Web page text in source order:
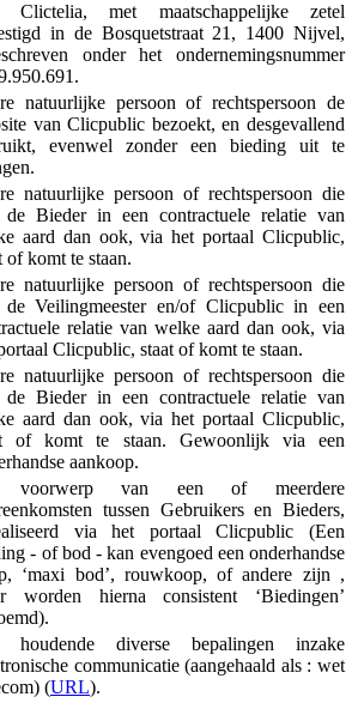
Clictelia, met maatschappelijke zetel
in de Bosquetstraat 21, 1400 Nijvel,
onder het ondernemingsnummer
natuurlijke persoon of rechtspersoon de
van Clicpublic bezoekt, en desgevallend
evenwel zonder een bieding uit te
natuurlijke persoon of rechtspersoon die
de Bieder in een contractuele relatie van
aard dan ook, via het portaal Clicpublic,
of komt te staan.
natuurlijke persoon of rechtspersoon die
de Veilingmeester en/of Clicpublic in een
relatie van welke aard dan ook, via
Clicpublic, staat of komt te staan.
natuurlijke persoon of rechtspersoon die
de Bieder in een contractuele relatie van
aard dan ook, via het portaal Clicpublic,
of komt te staan. Gewoonlijk via een
aankoop.
voorwerp van een of meerdere
tussen Gebruikers en Bieders,
via het portaal Clicpublic (Een
- of bod - kan evengoed een onderhandse
‘maxi bod’, rouwkoop, of andere zijn ,
worden hierna consistent ‘Biedingen’
houdende diverse bepalingen inzake
communicatie (aangehaald als : wet
(URL).